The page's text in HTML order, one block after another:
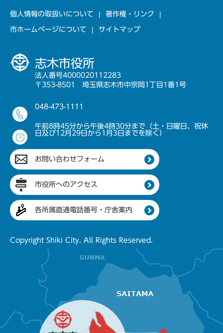
個人情報の取扱いについて 著作権・リンク
市ホームページについて サイトマップ
志木市役所
法人番号4000020112283
〒353-8501 埼玉県志木市中宗岡1丁目1番1号
048-473-1111
午前8時45分から午後4時30分まで（土・日曜日、祝休
日及び12月29日から1月3日までを除く）
お問い合わせフォーム
市役所へのアクセス
各所属直通電話番号・庁舎案内
Copyright Shiki City. All Rights Reserved.